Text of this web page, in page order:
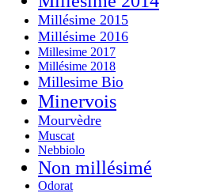
Millésime 2015
Millésime 2016
Millesime 2017
Millésime 2018
Millesime Bio
Minervois
Mourvèdre
Muscat
Nebbiolo
Non millésimé
Odorat